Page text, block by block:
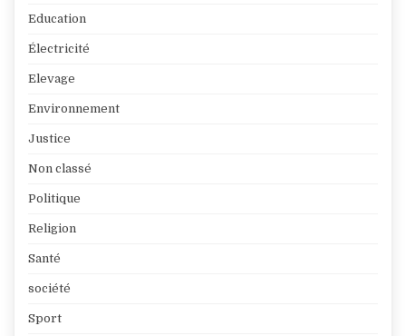
Education
Électricité
Elevage
Environnement
Justice
Non classé
Politique
Religion
Santé
société
Sport